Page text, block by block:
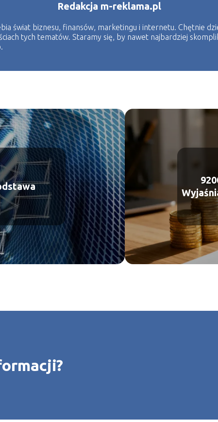
Redakcja m-reklama.pl
świat biznesu, finansów, marketingu i internetu. Chętnie
tych tematów. Staramy się, by nawet najbardziej